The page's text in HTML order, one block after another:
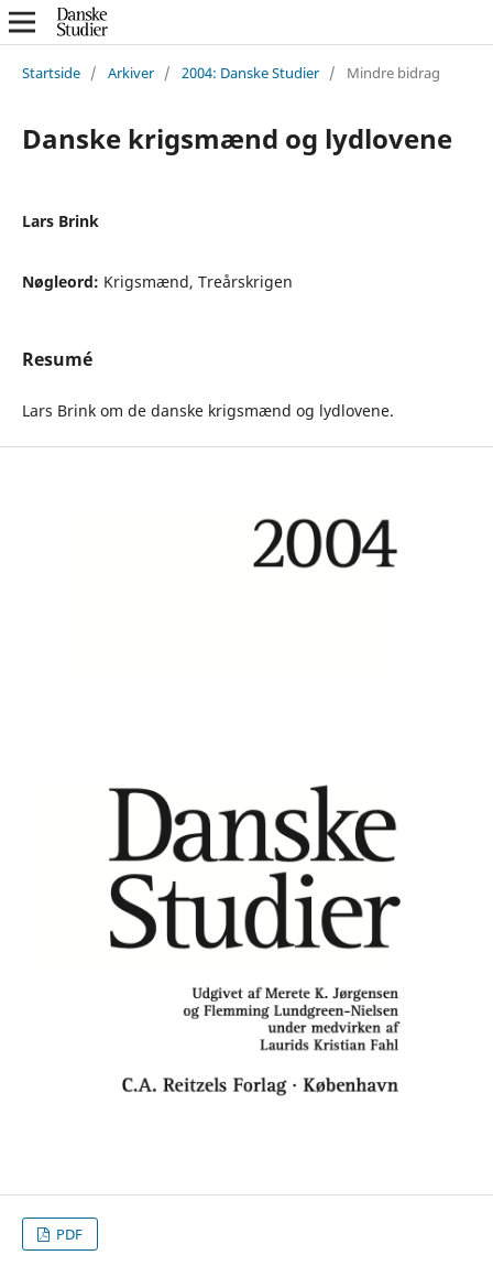
Startside / Arkiver / 2004: Danske Studier / Mindre bidrag
Danske krigsmænd og lydlovene
Lars Brink
Nøgleord: Krigsmænd, Treårskrigen
Resumé
Lars Brink om de danske krigsmænd og lydlovene.
PDF